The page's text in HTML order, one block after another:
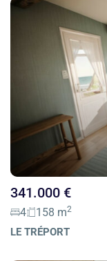
341.000 €
4 158 m2
LE TRÉPORT